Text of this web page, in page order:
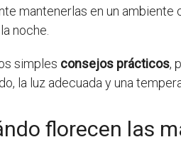
mantenerlas en un
noche.
simples consejos prácticos,
la luz adecuada y una
florecen las